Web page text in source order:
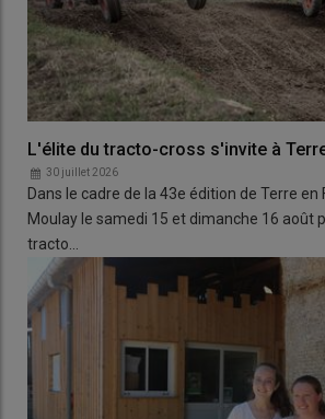
L'élite du tracto-cross s'invite à
30 juillet 2026
Dans le cadre de la 43e édition de Terre en
Moulay le samedi 15 et dimanche 16 août
tracto…